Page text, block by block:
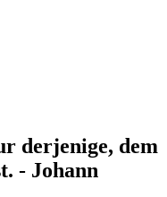
derjenige, dem
- Johann